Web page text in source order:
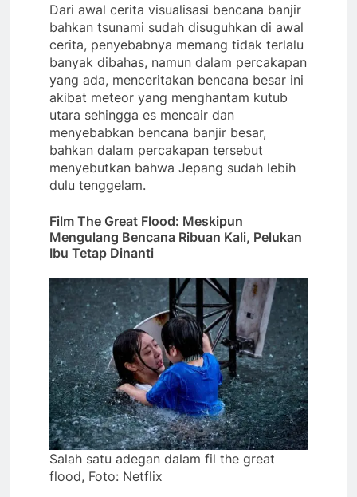
Dari awal cerita visualisasi bencana banjir
bahkan tsunami sudah disuguhkan di awal
cerita, penyebabnya memang tidak terlalu
banyak dibahas, namun dalam percakapan
yang ada, menceritakan bencana besar ini
akibat meteor yang menghantam kutub
utara sehingga es mencair dan
menyebabkan bencana banjir besar,
bahkan dalam percakapan tersebut
menyebutkan bahwa Jepang sudah lebih
dulu tenggelam.
Film The Great Flood: Meskipun
Mengulang Bencana Ribuan Kali, Pelukan
Ibu Tetap Dinanti
Salah satu adegan dalam fil the great
flood, Foto: Netflix